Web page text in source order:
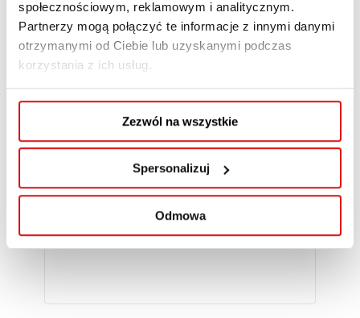
społecznościowym, reklamowym i analitycznym.
Partnerzy mogą połączyć te informacje z innymi danymi
otrzymanymi od Ciebie lub uzyskanymi podczas
korzystania z ich usług.
Zezwól na wszystkie
Spersonalizuj
Odmowa
Administracji w Lublinie,
ul. Bursaki 12 Lublin 20-150
Poland
+ Mapa Google